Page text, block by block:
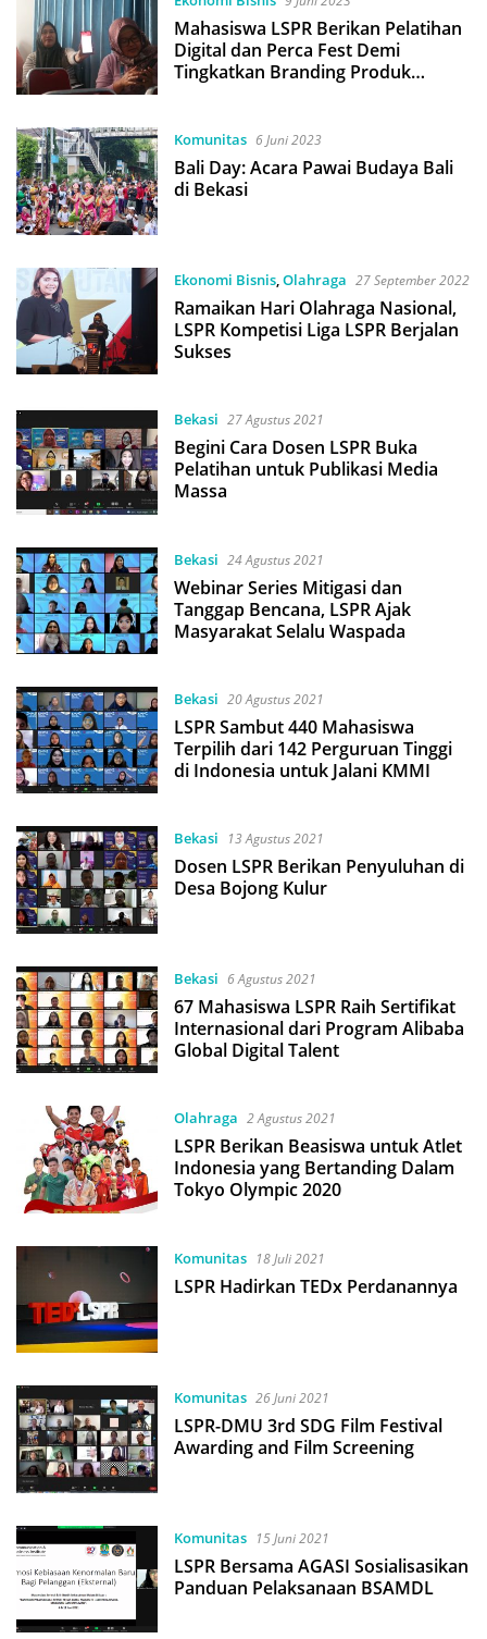
Mahasiswa LSPR Berikan Pelatihan
Digital dan Perca Fest Demi
Tingkatkan Branding Produk
Komunitas 6 Juni 2023
Bali Day: Acara Pawai Budaya Bali
di Bekasi
Ekonomi Bisnis, Olahraga 27 September 2022
Ramaikan Hari Olahraga Nasional,
LSPR Kompetisi Liga LSPR Berjalan
Sukses
Bekasi 27 Agustus 2021
Begini Cara Dosen LSPR Buka
Pelatihan untuk Publikasi Media
Massa
Bekasi 24 Agustus 2021
Webinar Series Mitigasi dan
Tanggap Bencana, LSPR Ajak
Masyarakat Selalu Waspada
Bekasi 20 Agustus 2021
LSPR Sambut 440 Mahasiswa
Terpilih dari 142 Perguruan Tinggi
di Indonesia untuk Jalani KMMI
Bekasi 13 Agustus 2021
Dosen LSPR Berikan Penyuluhan di
Desa Bojong Kulur
Bekasi 6 Agustus 2021
67 Mahasiswa LSPR Raih Sertifikat
Internasional dari Program Alibaba
Global Digital Talent
Olahraga 2 Agustus 2021
LSPR Berikan Beasiswa untuk Atlet
Indonesia yang Bertanding Dalam
Tokyo Olympic 2020
Komunitas 18 Juli 2021
LSPR Hadirkan TEDx Perdanannya
Komunitas 26 Juni 2021
LSPR-DMU 3rd SDG Film Festival
Awarding and Film Screening
Komunitas 15 Juni 2021
LSPR Bersama AGASI Sosialisasikan
Panduan Pelaksanaan BSAMDL